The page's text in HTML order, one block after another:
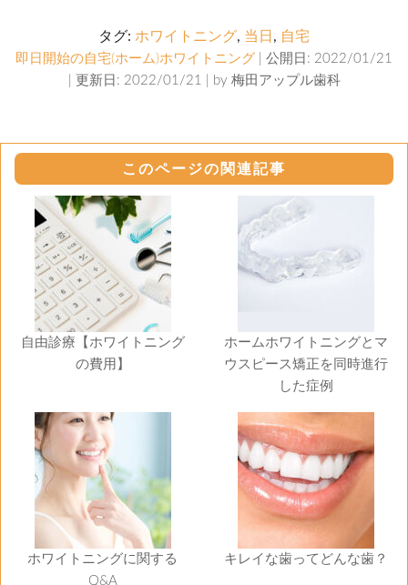
タグ: ホワイトニング, 当日 , 自宅
即日開始の自宅(ホーム)ホワイトニング | 公開日: 2022/01/21
| 更新日: 2022/01/21 | by 梅田アップル歯科
このページの関連記事
自由診療【ホワイトニング
の費用】
ホームホワイトニングとマ
ウスピース矯正を同時進行
した症例
ホワイトニングに関する
Q&A
キレイな歯ってどんな歯？